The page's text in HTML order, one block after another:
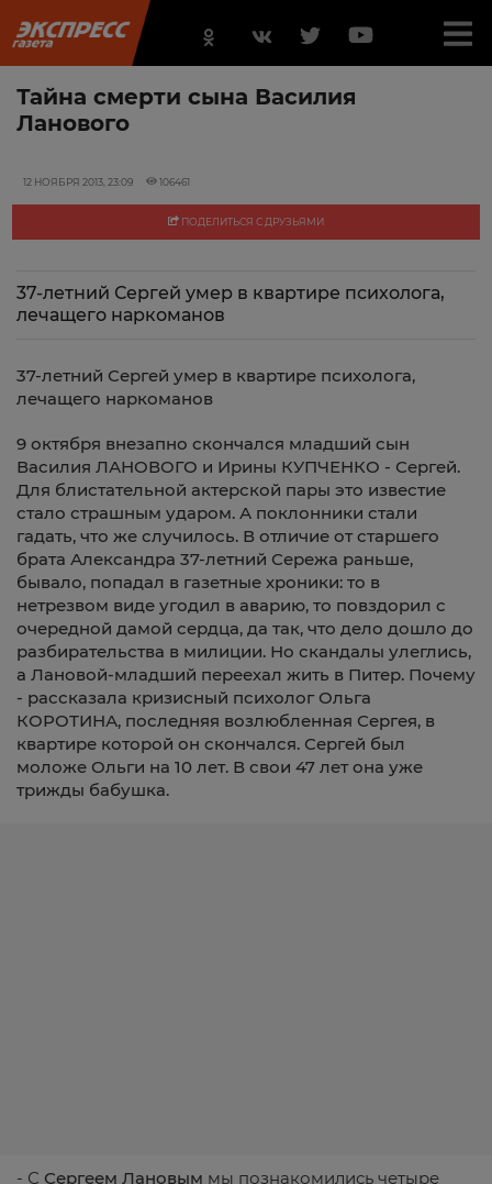
Тайна смерти сына Василия
Ланового
12 НОЯБРЯ 2013, 23:09 106461
ПОДЕЛИТЬСЯ С ДРУЗЬЯМИ
37-летний Сергей умер в квартире психолога,
лечащего наркоманов
37-летний Сергей умер в квартире психолога,
лечащего наркоманов
9 октября внезапно скончался младший сын
Василия ЛАНОВОГО и Ирины КУПЧЕНКО - Сергей.
Для блистательной актерской пары это известие
стало страшным ударом. А поклонники стали
гадать, что же случилось. В отличие от старшего
брата Александра 37-летний Сережа раньше,
бывало, попадал в газетные хроники: то в
нетрезвом виде угодил в аварию, то повздорил с
очередной дамой сердца, да так, что дело дошло до
разбирательства в милиции. Но скандалы улеглись,
а Лановой-младший переехал жить в Питер. Почему
- рассказала кризисный психолог Ольга
КОРОТИНА, последняя возлюбленная Сергея, в
квартире которой он скончался. Сергей был
моложе Ольги на 10 лет. В свои 47 лет она уже
трижды бабушка.
- С Сергеем Лановым мы познакомились четыре